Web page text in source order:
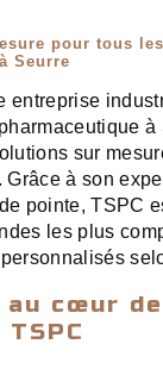
pour tous
Seurre
entreprise
à
sur
à son
pointe, TSPC
les plus
au cœur